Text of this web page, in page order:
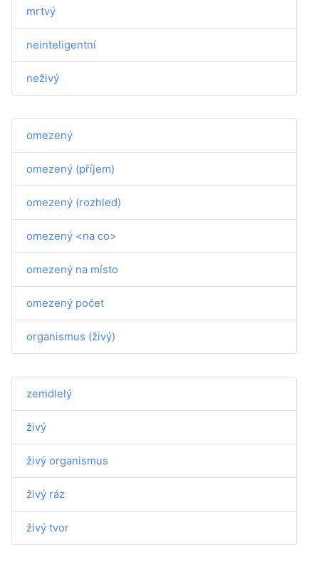
mrtvý
neinteligentní
neživý
omezený
omezený (příjem)
omezený (rozhled)
omezený <na co>
omezený na místo
omezený počet
organismus (živý)
zemdlelý
živý
živý organismus
živý ráz
živý tvor